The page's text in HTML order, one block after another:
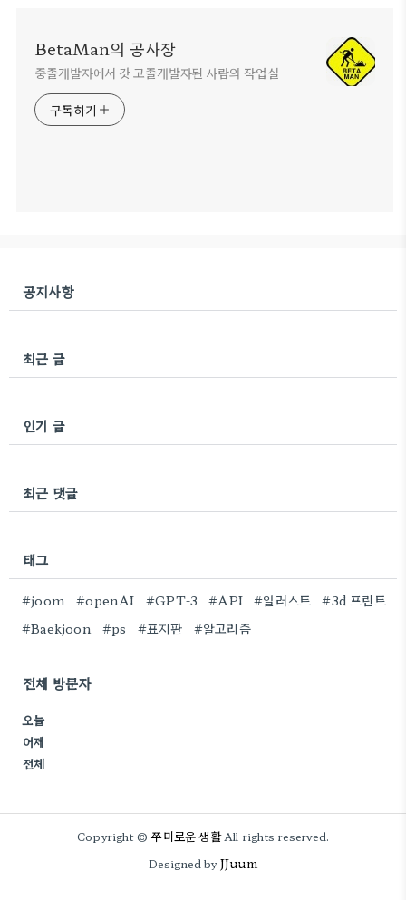
BetaMan의 공사장
중졸개발자에서 갓 고졸개발자된 사람의 작업실
구독하기
공지사항
최근 글
인기 글
최근 댓글
태그
#joom #openAI #GPT-3 #API #일러스트
#3d 프린트
#Baekjoon
#ps #표지판 #알고리즘
전체 방문자
오늘
어제
전체
Copyright ©쭈미로운 생활All rights reserved.
Designed byJJuum